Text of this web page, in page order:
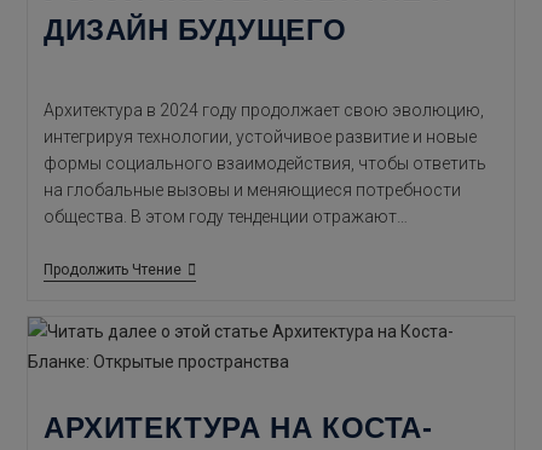
ДИЗАЙН БУДУЩЕГО
Архитектура в 2024 году продолжает свою эволюцию,
интегрируя технологии, устойчивое развитие и новые
формы социального взаимодействия, чтобы ответить
на глобальные вызовы и меняющиеся потребности
общества. В этом году тенденции отражают…
Продолжить ЧтениеАрхитектурные
Инновации,
Развитие
Будущего
АРХИТЕКТУРА НА КОСТА-